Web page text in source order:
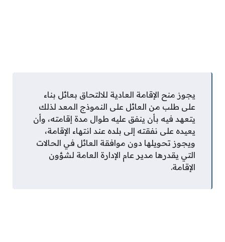
يجوز منح الإقامة العادية للالتحاق بعائل بناء
على طلب من العائل على النموذج المعد لذلك
يتعهد فيه بأن ينفق عليه طوال مدة إقامته، وأن
يعيده على نفقته إلى بلده عند انتهاء الإقامة،
ويجوز تحويلها دون موافقة العائل في الحالات
التي يقدرها مدير عام الإدارة العامة لشؤون
الإقامة.